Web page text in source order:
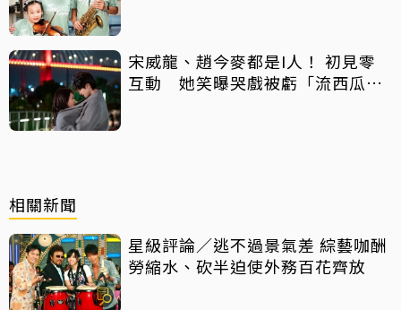
宋威龍、趙今麥都是I人！ 初見零
互動 她笑曝哭戲被虧「流西瓜
相關新聞
星級評論／逃不過景氣差 綜藝咖酬
勞縮水、砍半迫使外務百花齊放